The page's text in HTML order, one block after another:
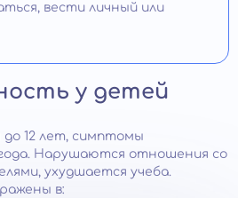
вести личный или
у детей
12 лет, симптомы
Нарушаются отношения со
ухудшается учеба.
в: